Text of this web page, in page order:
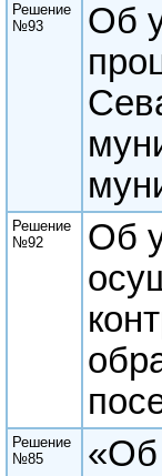
Решение
№93
Об
Решение
№92
Об
Решение
№85
«Об